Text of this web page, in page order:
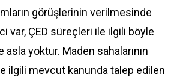
görüşlerinin verilmesinde
var, ÇED süreçleri ile ilgili böyle
yoktur. Maden sahalarının
ilgili mevcut kanunda talep edilen